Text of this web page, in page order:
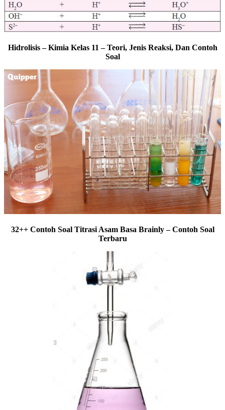
Hidrolisis – Kimia Kelas 11 – Teori, Jenis Reaksi, Dan Contoh
Soal
32++ Contoh Soal Titrasi Asam Basa Brainly – Contoh Soal
Terbaru